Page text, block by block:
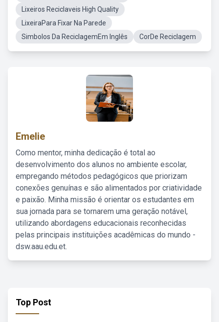
Lixeiros Reciclaveis High Quality
LixeiraPara Fixar Na Parede
Simbolos Da ReciclagemEm Inglês
CorDe Reciclagem
Emelie
Como mentor, minha dedicação é total ao
desenvolvimento dos alunos no ambiente escolar,
empregando métodos pedagógicos que priorizam
conexões genuínas e são alimentados por criatividade
e paixão. Minha missão é orientar os estudantes em
sua jornada para se tornarem uma geração notável,
utilizando abordagens educacionais reconhecidas
pelas principais instituições acadêmicas do mundo -
dsw.aau.edu.et.
Top Post